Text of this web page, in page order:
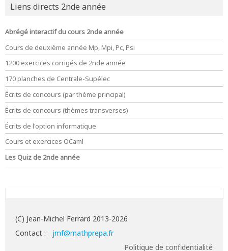
Liens directs 2nde année
Abrégé interactif du cours 2nde année
Cours de deuxième année Mp, Mpi, Pc, Psi
1200 exercices corrigés de 2nde année
170 planches de Centrale-Supélec
Écrits de concours (par thème principal)
Écrits de concours (thèmes transverses)
Écrits de l'option informatique
Cours et exercices OCaml
Les Quiz de 2nde année
(C) Jean-Michel Ferrard 2013-2026
Contact :
jmf@mathprepa.fr
Politique de confidentialité